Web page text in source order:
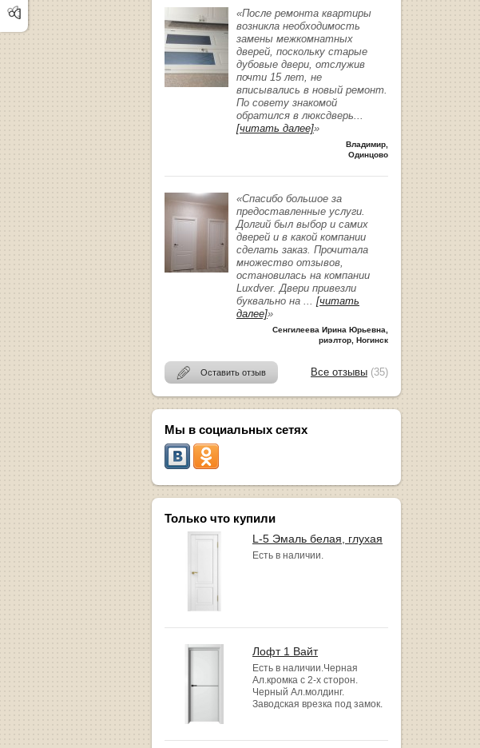
«После ремонта квартиры
возникла необходимость
замены межкомнатных
дверей, поскольку старые
дубовые двери, отслужив
почти 15 лет, не
вписывались в новый ремонт.
По совету знакомой
обратился в люксдверь...
[читать далее]»
Владимир,
Одинцово
«Спасибо большое за
предоставленные услуги.
Долгий был выбор и самих
дверей и в какой компании
сделать заказ. Прочитала
множество отзывов,
остановилась на компании
Luxdver. Двери привезли
буквально на ... [читать
далее]»
Сенгилеева Ирина Юрьевна,
риэлтор, Ногинск
Оставить отзыв Все отзывы (35)
Мы в социальных сетях
Только что купили
L-5 Эмаль белая, глухая
Есть в наличии.
Лофт 1 Вайт
Есть в наличии.Черная
Ал.кромка с 2-х сторон.
Черный Ал.молдинг.
Заводская врезка под замок.